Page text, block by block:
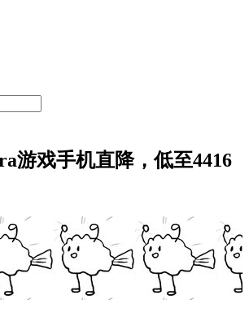
游戏手机直降，低至4416